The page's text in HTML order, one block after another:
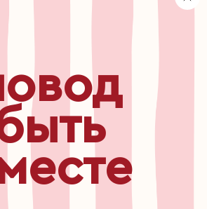
России
и